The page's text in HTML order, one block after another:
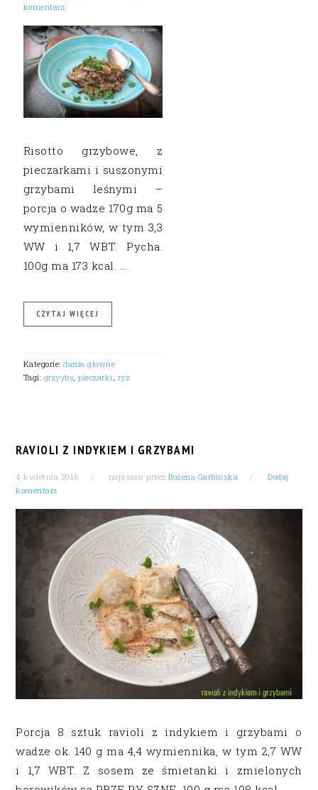
komentarz
Risotto grzybowe, z
pieczarkami i suszonymi
grzybami leśnymi –
porcja o wadze 170g ma 5
wymienników, w tym 3,3
WW i 1,7 WBT. Pycha.
100g ma 173 kcal. …
CZYTAJ WIĘCEJ
Kategorie:dania główne
Tagi: grzyyby,pieczarki, ryż
RAVIOLI Z INDYKIEM I GRZYBAMI
4 kwietnia 2016 napisany przezBożena Garbińska
Dodaj
komentarz
Porcja 8 sztuk ravioli z indykiem i grzybami o
wadze ok. 140 g ma 4,4 wymiennika, w tym 2,7 WW
i 1,7 WBT. Z sosem ze śmietanki i zmielonych